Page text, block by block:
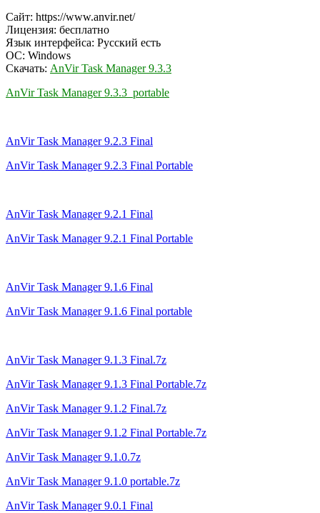
Сайт: https://www.anvir.net/
Лицензия: бесплатно
Язык интерфейса: Русский есть
ОС: Windows
Скачать: AnVir Task Manager 9.3.3
AnVir Task Manager 9.3.3 portable
AnVir Task Manager 9.2.3 Final
AnVir Task Manager 9.2.3 Final Portable
AnVir Task Manager 9.2.1 Final
AnVir Task Manager 9.2.1 Final Portable
AnVir Task Manager 9.1.6 Final
AnVir Task Manager 9.1.6 Final portable
AnVir Task Manager 9.1.3 Final.7z
AnVir Task Manager 9.1.3 Final Portable.7z
AnVir Task Manager 9.1.2 Final.7z
AnVir Task Manager 9.1.2 Final Portable.7z
AnVir Task Manager 9.1.0.7z
AnVir Task Manager 9.1.0 portable.7z
AnVir Task Manager 9.0.1 Final